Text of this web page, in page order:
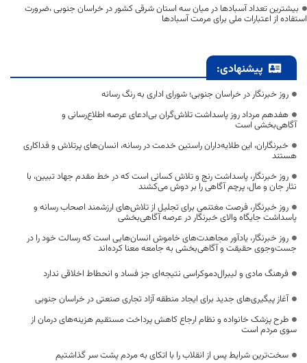
بیشترین تعداد آسبادها در میان سه استان شرقی کشور در خراسان جنوبی ،ضرورت
استفاده از اعتبارات ملی برای مرمت آسبادها
پیشنهادی:
روز خبرنگار در خراسان جنوبی؛ شورای اداری به رنگ رسانه
هفدهم مرداد روز پاسداشت تلاش‌گران بی‌ادعای عرصه اطلاع‌رسانی و
آگاهی‌بخشی است
خبرنگاران، این طلایه‌داران راستین خدمت در رسانه، انسان‌های پرتلاش و فداکاری
هستند
روز خبرنگار، پاسداشت رنج و تلاش کسانی است که در خط مقدم جهاد تبیین، با
نثار جان و مال، پرچم آگاهی را بر دوش می‌کشند
روز خبرنگار، فرصت مغتنمی برای تجلیل از تلاش‌های ارزشمند اصحاب رسانه و
پاسداشت جایگاه والای خبرنگار در عرصه آگاهی‌بخشی
روز خبرنگار، یادآور مجاهدت‌های خاموش انسان‌هایی است که رسالت خود را در
جست‌وجوی حقیقت و آگاهی‌بخشی به جامعه معنا کرده‌اند
فرهنگ مادی و لیبرال‌دموکراسی نتیجه‌ای جز فساد و انحطاط اخلاقی ندارد
آغاز پیگیری‌های جدید برای ایجاد منطقه آزاد تجاری صنعتی در خراسان جنوبی
طرح پزشک خانواده و نظام ارجاع کاهش پرداخت مستقیم هزینه‌های درمان از
سوی مردم است
سخت‌ترین شرایط پس از انقلاب را با اتکای به مردم پشت سر گذاشتیم